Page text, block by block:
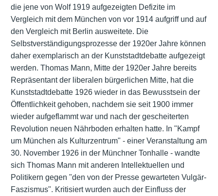
die jene von Wolf 1919 aufgezeigten Defizite im
Vergleich mit dem München von vor 1914 aufgriff und auf
den Vergleich mit Berlin ausweitete. Die
Selbstverständigungsprozesse der 1920er Jahre können
daher exemplarisch an der Kunststadtdebatte aufgezeigt
werden. Thomas Mann, Mitte der 1920er Jahre bereits
Repräsentant der liberalen bürgerlichen Mitte, hat die
Kunststadtdebatte 1926 wieder in das Bewusstsein der
Öffentlichkeit gehoben, nachdem sie seit 1900 immer
wieder aufgeflammt war und nach der gescheiterten
Revolution neuen Nährboden erhalten hatte. In "Kampf
um München als Kulturzentrum" - einer Veranstaltung am
30. November 1926 in der Münchner Tonhalle - wandte
sich Thomas Mann mit anderen Intellektuellen und
Politikern gegen "den von der Presse gewarteten Vulgär-
Faszismus". Kritisiert wurden auch der Einfluss der